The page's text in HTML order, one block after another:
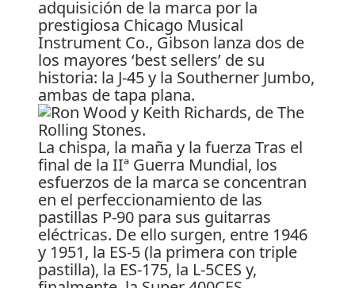
adquisición de la marca por la
prestigiosa Chicago Musical
Instrument Co., Gibson lanza dos de
los mayores ‘best sellers’ de su
historia: la J-45 y la Southerner Jumbo,
ambas de tapa plana.
La chispa, la maña y la fuerza Tras el
final de la IIª Guerra Mundial, los
esfuerzos de la marca se concentran
en el perfeccionamiento de las
pastillas P-90 para sus guitarras
eléctricas. De ello surgen, entre 1946
y 1951, la ES-5 (la primera con triple
pastilla), la ES-175, la L-5CES y,